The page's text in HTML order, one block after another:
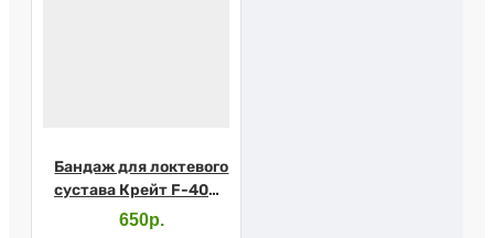
Бандаж для локтевого
сустава Крейт F-400A
№3
650р.